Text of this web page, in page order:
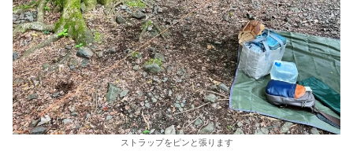
ストラップをピンと張ります